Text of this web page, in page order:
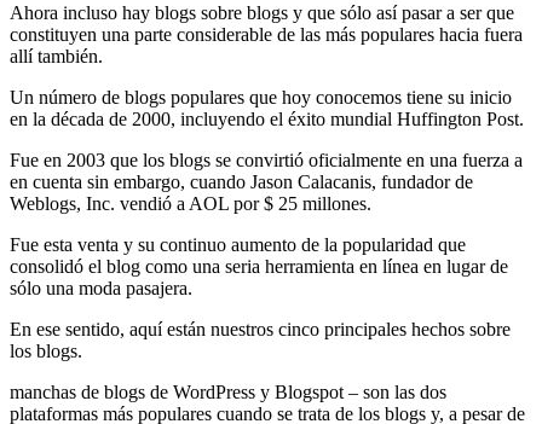
Ahora incluso hay blogs sobre blogs y que sólo así pasar a ser que
constituyen una parte considerable de las más populares hacia fuera
allí también.
Un número de blogs populares que hoy conocemos tiene su inicio
en la década de 2000, incluyendo el éxito mundial Huffington Post.
Fue en 2003 que los blogs se convirtió oficialmente en una fuerza a
en cuenta sin embargo, cuando Jason Calacanis, fundador de
Weblogs, Inc. vendió a AOL por $ 25 millones.
Fue esta venta y su continuo aumento de la popularidad que
consolidó el blog como una seria herramienta en línea en lugar de
sólo una moda pasajera.
En ese sentido, aquí están nuestros cinco principales hechos sobre
los blogs.
manchas de blogs de WordPress y Blogspot – son las dos
plataformas más populares cuando se trata de los blogs y, a pesar de